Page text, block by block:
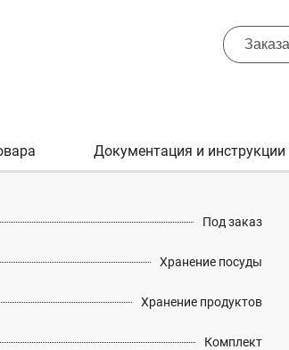
Документация и инструкции
Под заказ
Хранение посуды
Хранение продуктов
Комплект